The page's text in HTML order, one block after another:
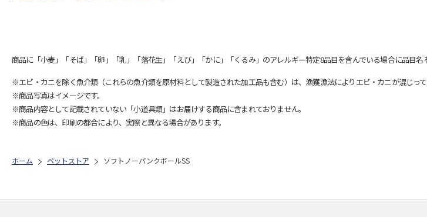
商品に「小麦」「そば」「卵」「乳」「落花生」「えび」「かに」「くるみ」のアレルギー特定8品目を含んでいる場合に品目名
※エビ・カニを除く魚介類（これらの魚介類を原材料として製造された加工品も含む）は、漁獲漁法によりエビ・カニが混じっ
※商品写真はイメージです。
※商品内容として記載されていない「小道具類」はお届けする商品に含まれておりません。
※商品の色は、印刷の都合により、実際と異なる場合があります。
ホーム ペットストア ソフトノーパンクボールSS